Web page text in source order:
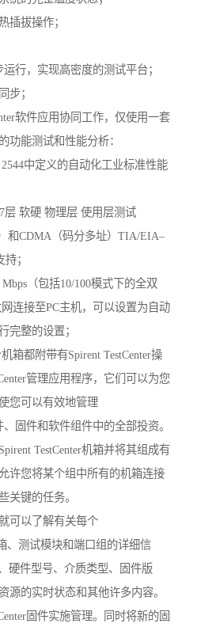
插拔操作；
行，实现高密度的测试平台；
步；
软件应用协同工作，仅使用一套
功能测试和性能分析：
2544中定义的自动化工业标准性能
层 软硬 物理层 使用层测试
和CDMA（码分多址）TIA/EIA–
；
（包括10/100模式下的全双
连接至PC主机，可以设置为自动
完整的设置；
箱都附带有Spirent TestCenter操
管理应用程序，它们可以为您
您可以有效地管理
、固件和软件组件中的全部投资。
TestCenter机箱并将其组成有
许您将某个组中所有的机箱连接
关键的任务。
可以了解有关每个
、测试模块和端口组的详细信
硬件型号、介质类型、固件版
源的实时状态和其他许多内容。
固件实施管理。同时将新的固